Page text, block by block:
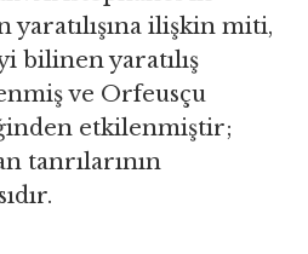
ilişkin miti,
bilinen yaratılış
ve Orfeusçu
etkilenmiştir;
tanrılarının